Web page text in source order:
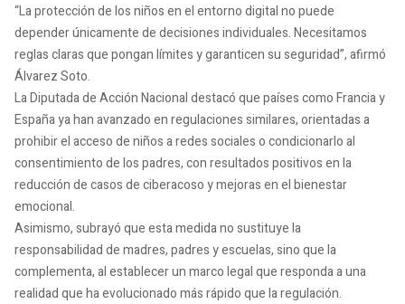
“La protección de los niños en el entorno digital no puede
depender únicamente de decisiones individuales. Necesitamos
reglas claras que pongan límites y garanticen su seguridad”, afirmó
Álvarez Soto.
La Diputada de Acción Nacional destacó que países como Francia y
España ya han avanzado en regulaciones similares, orientadas a
prohibir el acceso de niños a redes sociales o condicionarlo al
consentimiento de los padres, con resultados positivos en la
reducción de casos de ciberacoso y mejoras en el bienestar
emocional.
Asimismo, subrayó que esta medida no sustituye la
responsabilidad de madres, padres y escuelas, sino que la
complementa, al establecer un marco legal que responda a una
realidad que ha evolucionado más rápido que la regulación.